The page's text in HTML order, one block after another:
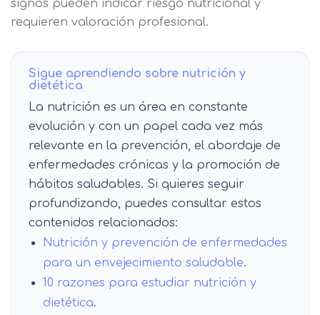
signos pueden indicar riesgo nutricional y
requieren valoración profesional.
Sigue aprendiendo sobre nutrición y
dietética
La nutrición es un área en constante
evolución y con un papel cada vez más
relevante en la prevención, el abordaje de
enfermedades crónicas y la promoción de
hábitos saludables. Si quieres seguir
profundizando, puedes consultar estos
contenidos relacionados:
Nutrición y prevención de enfermedades
para un envejecimiento saludable.
10 razones para estudiar nutrición y
dietética.